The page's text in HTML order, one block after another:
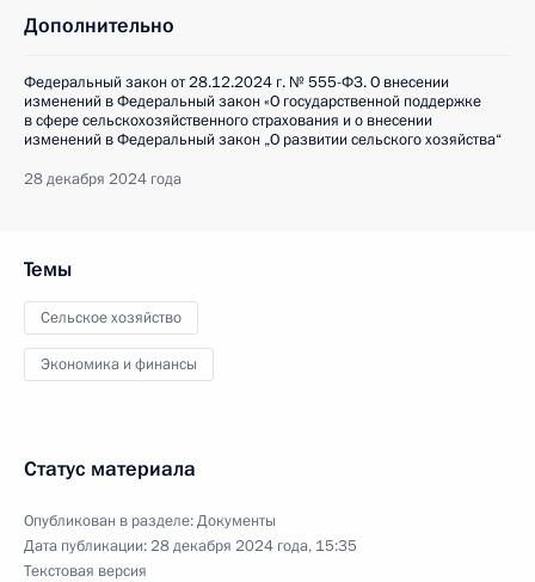
Дополнительно
Федеральный закон от 28.12.2024 г. № 555-ФЗ. О внесении
изменений в Федеральный закон «О государственной поддержке
в сфере сельскохозяйственного страхования и о внесении
изменений в Федеральный закон „О развитии сельского хозяйства“
28 декабря 2024 года
Темы
Сельское хозяйство
Экономика и финансы
Статус материала
Опубликован в разделе:Документы
Дата публикации:28 декабря 2024 года, 15:35
Текстовая версия